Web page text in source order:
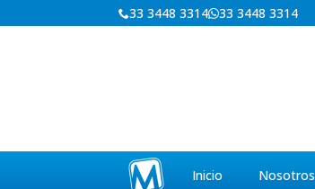
33 3448 3314 33 3448 3314
Inicio Nosotros